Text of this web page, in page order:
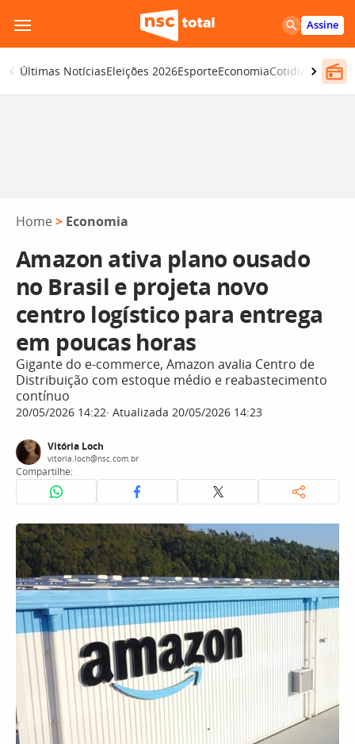
para
o
conteúdo
Assine
Últimas NotíciasEleições 2026EsporteEconomiaCotidiano
Home > Economia
Amazon ativa plano ousado
no Brasil e projeta novo
centro logístico para entrega
em poucas horas
Gigante do e-commerce, Amazon avalia Centro de
Distribuição com estoque médio e reabastecimento
contínuo
20/05/2026 14:22 Atualizada 20/05/2026 14:23
Vitória Loch
vitoria.loch@nsc.com.br
Compartilhe: